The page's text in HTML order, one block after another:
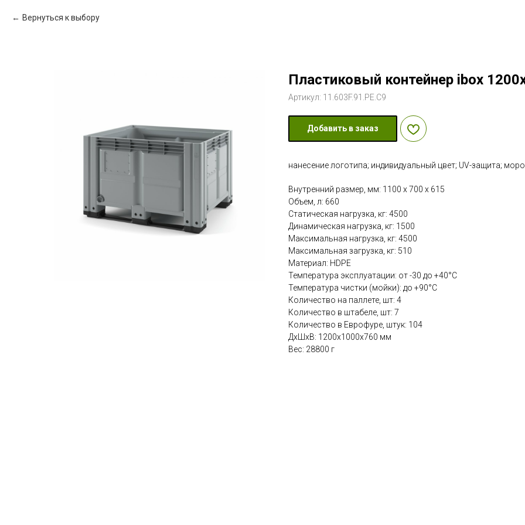
Вернуться к выбору
Пластиковый контейнер ibox
Артикул: 11.603F.91.PE.C9
Добавить в заказ
нанесение логотипа; индивидуальный цвет; UV-защита;
Внутренний размер, мм: 1100 х 700 х 615
Объем, л: 660
Статическая нагрузка, кг: 4500
Динамическая нагрузка, кг: 1500
Максимальная нагрузка, кг: 4500
Максимальная загрузка, кг: 510
Материал: HDPE
Температура эксплуатации: от -30 до +40°С
Температура чистки (мойки): до +90°С
Количество на паллете, шт: 4
Количество в штабеле, шт: 7
Количество в Еврофуре, штук: 104
ДxШxВ: 1200x1000x760 мм
Вес: 28800 г